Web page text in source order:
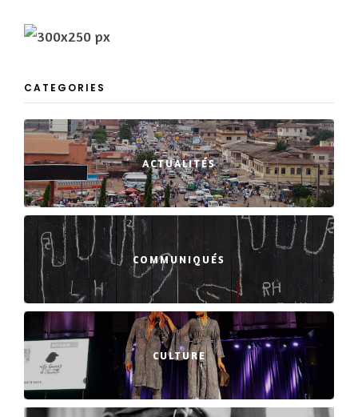
CATEGORIES
ACTUALITÉS
COMMUNIQUÉS
CULTURE